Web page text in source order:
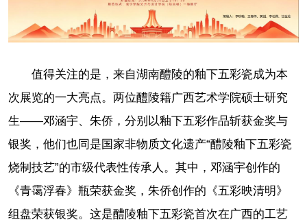
值得关注的是，来自湖南醴陵的釉下五彩瓷成为本
次展览的一大亮点。两位醴陵籍广西艺术学院硕士研究
生——邓涵宇、朱侨，分别以釉下五彩作品斩获金奖与
银奖，他们也同是国家非物质文化遗产“醴陵釉下五彩瓷
烧制技艺”的市级代表性传承人。其中，邓涵宇创作的
《青霭浮春》瓶荣获金奖，朱侨创作的《五彩映清明》
组盘荣获银奖。这是醴陵釉下五彩瓷首次在广西的工艺